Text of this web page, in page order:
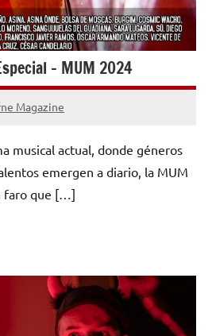
– MUM 2024
Magazine
musical actual, donde géneros
emergen a diario, la MUM
faro que […]